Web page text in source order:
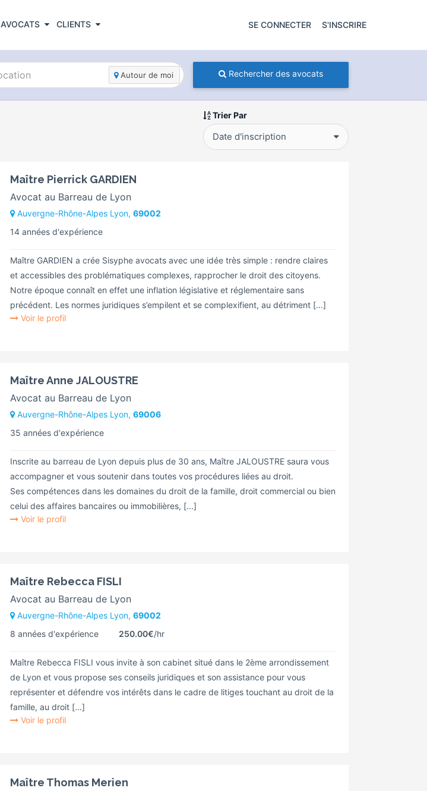
AVOCATS CLIENTS SE CONNECTER S'INSCRIRE
Autour de moi Rechercher des avocats
Trier Par
Date d'inscription
Maître Pierrick GARDIEN
Avocat au Barreau de Lyon
Auvergne-Rhône-Alpes Lyon, 69002
14 années d'expérience
Maître GARDIEN a crée Sisyphe avocats avec une idée très simple : rendre claires
et accessibles des problématiques complexes, rapprocher le droit des citoyens.
Notre époque connaît en effet une inflation législative et réglementaire sans
précédent. Les normes juridiques s’empilent et se complexifient, au détriment [...]
Voir le profil
Maître Anne JALOUSTRE
Avocat au Barreau de Lyon
Auvergne-Rhône-Alpes Lyon, 69006
35 années d'expérience
Inscrite au barreau de Lyon depuis plus de 30 ans, Maître JALOUSTRE saura vous
accompagner et vous soutenir dans toutes vos procédures liées au droit.
Ses compétences dans les domaines du droit de la famille, droit commercial ou bien
celui des affaires bancaires ou immobilières, [...]
Voir le profil
Maître Rebecca FISLI
Avocat au Barreau de Lyon
Auvergne-Rhône-Alpes Lyon, 69002
8 années d'expérience
250.00€/hr
Maître Rebecca FISLI vous invite à son cabinet situé dans le 2ème arrondissement
de Lyon et vous propose ses conseils juridiques et son assistance pour vous
représenter et défendre vos intérêts dans le cadre de litiges touchant au droit de la
famille, au droit [...]
Voir le profil
Maître Thomas Merien